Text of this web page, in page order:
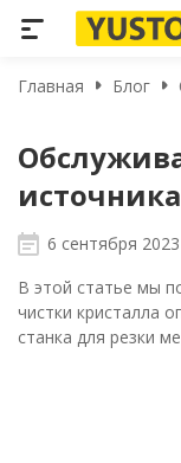
Главная Блог
источника
6 сентября 2023
В этой статье мы
чистки кристалла
станка для резки